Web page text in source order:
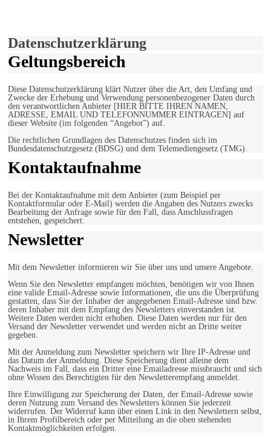
Datenschutzerklärung
Geltungsbereich
Diese Datenschutzerklärung klärt Nutzer über die Art, den Umfang und
Zwecke der Erhebung und Verwendung personenbezogener Daten durch
den verantwortlichen Anbieter [HIER BITTE IHREN NAMEN,
ADRESSE, EMAIL UND TELEFONNUMMER EINTRAGEN] auf
dieser Website (im folgenden “Angebot”) auf.
Die rechtlichen Grundlagen des Datenschutzes finden sich im
Bundesdatenschutzgesetz (BDSG) und dem Telemediengesetz (TMG).
Kontaktaufnahme
Bei der Kontaktaufnahme mit dem Anbieter (zum Beispiel per
Kontaktformular oder E-Mail) werden die Angaben des Nutzers zwecks
Bearbeitung der Anfrage sowie für den Fall, dass Anschlussfragen
entstehen, gespeichert.
Newsletter
Mit dem Newsletter informieren wir Sie über uns und unsere Angebote.
Wenn Sie den Newsletter empfangen möchten, benötigen wir von Ihnen
eine valide Email-Adresse sowie Informationen, die uns die Überprüfung
gestatten, dass Sie der Inhaber der angegebenen Email-Adresse sind bzw.
deren Inhaber mit dem Empfang des Newsletters einverstanden ist.
Weitere Daten werden nicht erhoben. Diese Daten werden nur für den
Versand der Newsletter verwendet und werden nicht an Dritte weiter
gegeben.
Mit der Anmeldung zum Newsletter speichern wir Ihre IP-Adresse und
das Datum der Anmeldung. Diese Speicherung dient alleine dem
Nachweis im Fall, dass ein Dritter eine Emailadresse missbraucht und sich
ohne Wissen des Berechtigten für den Newsletterempfang anmeldet.
Ihre Einwilligung zur Speicherung der Daten, der Email-Adresse sowie
deren Nutzung zum Versand des Newsletters können Sie jederzeit
widerrufen. Der Widerruf kann über einen Link in den Newslettern selbst,
in Ihrem Profilbereich oder per Mitteilung an die oben stehenden
Kontaktmöglichkeiten erfolgen.